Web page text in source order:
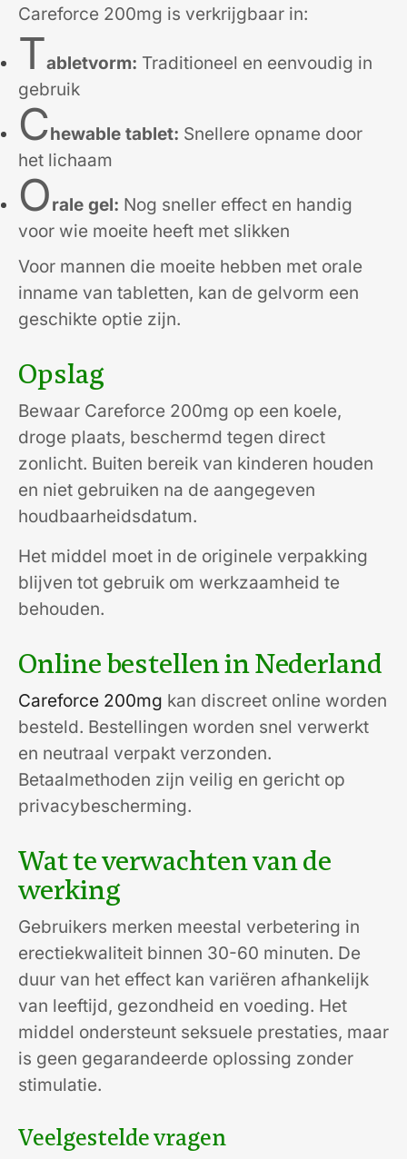
Careforce 200mg is verkrijgbaar in:
Tabletvorm: Traditioneel en eenvoudig in
gebruik
Chewable tablet: Snellere opname door
het lichaam
Orale gel: Nog sneller effect en handig
voor wie moeite heeft met slikken
Voor mannen die moeite hebben met orale
inname van tabletten, kan de gelvorm een
geschikte optie zijn.
Opslag
Bewaar Careforce 200mg op een koele,
droge plaats, beschermd tegen direct
zonlicht. Buiten bereik van kinderen houden
en niet gebruiken na de aangegeven
houdbaarheidsdatum.
Het middel moet in de originele verpakking
blijven tot gebruik om werkzaamheid te
behouden.
Online bestellen in Nederland
Careforce 200mg kan discreet online worden
besteld. Bestellingen worden snel verwerkt
en neutraal verpakt verzonden.
Betaalmethoden zijn veilig en gericht op
privacybescherming.
Wat te verwachten van de
werking
Gebruikers merken meestal verbetering in
erectiekwaliteit binnen 30-60 minuten. De
duur van het effect kan variëren afhankelijk
van leeftijd, gezondheid en voeding. Het
middel ondersteunt seksuele prestaties, maar
is geen gegarandeerde oplossing zonder
stimulatie.
Veelgestelde vragen